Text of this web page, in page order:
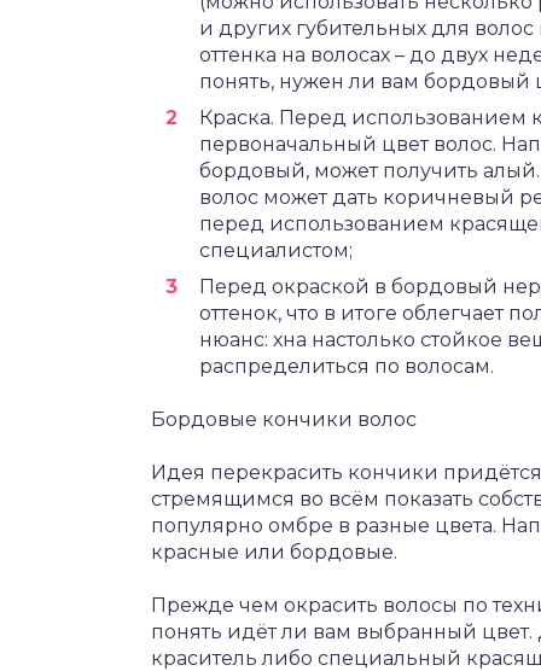
и других губительных для
оттенка на волосах – до двух
понять, нужен ли вам бордовый
Краска. Перед использованием
первоначальный цвет волос.
бордовый, может получить алый.
волос может дать коричневый
перед использованием
специалистом;
Перед окраской в бордовый
оттенок, что в итоге облегчает
нюанс: хна настолько стойкое
распределиться по волосам.
Бордовые кончики волос
Идея перекрасить кончики
стремящимся во всём показать
популярно омбре в разные цвета.
красные или бордовые.
Прежде чем окрасить волосы по
понять идёт ли вам выбранный
краситель либо специальный